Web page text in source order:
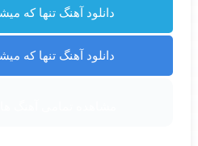
دانلود آهنگ تنها که
دانلود آهنگ تنها که